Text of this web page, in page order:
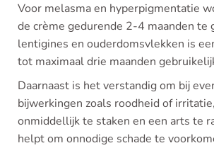
Voor melasma en hyperpigmentatie
de crème gedurende 2-4 maanden te
lentigines en ouderdomsvlekken is
tot maximaal drie maanden
Daarnaast is het verstandig om bij
bijwerkingen zoals roodheid of
onmiddellijk te staken en een arts te
helpt om onnodige schade te